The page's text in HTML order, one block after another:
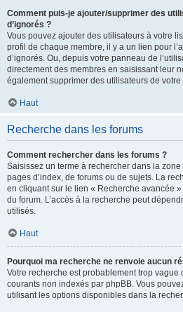
Comment puis-je ajouter/supprimer des
d’ignorés ?
Vous pouvez ajouter des utilisateurs à votre
profil de chaque membre, il y a un lien pour
d’ignorés. Ou, depuis votre panneau de
directement des membres en saisissant leur
également supprimer des utilisateurs de
Haut
Recherche dans les forums
Comment rechercher dans les forums ?
Saisissez un terme à rechercher dans la
pages d’index, de forums ou de sujets. La
en cliquant sur le lien « Recherche avancée
du forum. L’accès à la recherche peut
utilisés.
Haut
Pourquoi ma recherche ne renvoie aucun
Votre recherche est probablement trop
courants non indexés par phpBB. Vous
utilisant les options disponibles dans la